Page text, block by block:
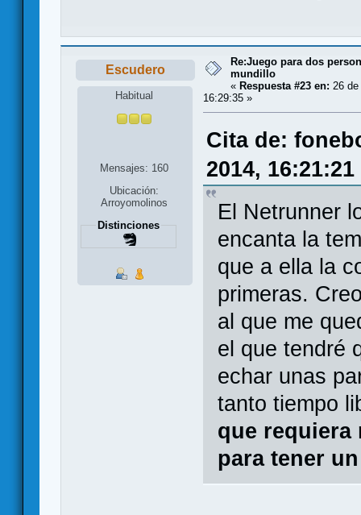
Escudero
Habitual
Mensajes: 160
Ubicación:
Arroyomolinos
Distinciones
Re:Juego para dos
mundillo
« Respuesta #23 en: 26
16:29:35 »
Cita de:
2014, 16:21:21
El Netrunner
encanta la
que a ella la
primeras.
al que me
el que tendré
echar unas
tanto tiempo
que requiera
para tener